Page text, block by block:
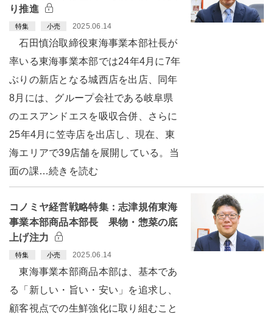
り推進
特集 小売 2025.06.14
石田慎治取締役東海事業本部社長が
率いる東海事業本部では24年4月に7年
ぶりの新店となる城西店を出店、同年
8月には、グループ会社である岐阜県
のエスアンドエスを吸収合併、さらに
25年4月に笠寺店を出店し、現在、東
海エリアで39店舗を展開している。当
面の課…続きを読む
コノミヤ経営戦略特集：志津規侑東海
事業本部商品本部長 果物・惣菜の底
上げ注力
特集 小売 2025.06.14
東海事業本部商品本部は、基本であ
る「新しい・旨い・安い」を追求し、
顧客視点での生鮮強化に取り組むこと